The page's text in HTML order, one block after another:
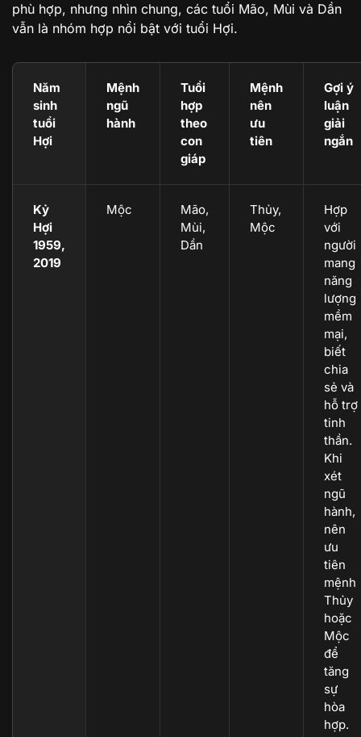
phù hợp, nhưng nhìn chung, các tuổi Mão, Mùi và Dần
vẫn là nhóm hợp nổi bật với tuổi Hợi.
Năm
sinh
tuổi
Hợi
Mệnh
ngũ
hành
Tuổi
hợp
theo
con
giáp
Mệnh
nên
ưu
tiên
Gợi ý
luận
giải
ngắn
Kỷ
Hợi
1959,
2019
Mộc
Mão,
Mùi,
Dần
Thủy,
Mộc
Hợp
với
người
mang
năng
lượng
mềm
mại,
biết
chia
sẻ và
hỗ trợ
tinh
thần.
Khi
xét
ngũ
hành,
nên
ưu
tiên
mệnh
Thủy
hoặc
Mộc
để
tăng
sự
hòa
hợp.